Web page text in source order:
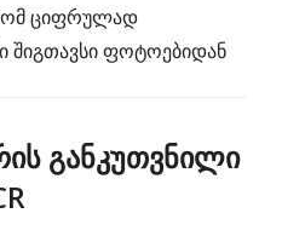
ციფრულად
შიგთავსი ფოტოებიდან
განკუთვნილი